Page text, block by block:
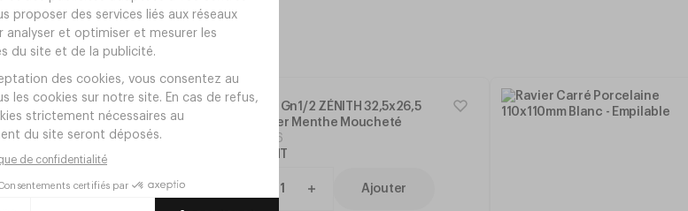
Plateau Gn1/2 ZÉNITH 32,5x26,5
Polyester Menthe Moucheté
TX16
Ajouter